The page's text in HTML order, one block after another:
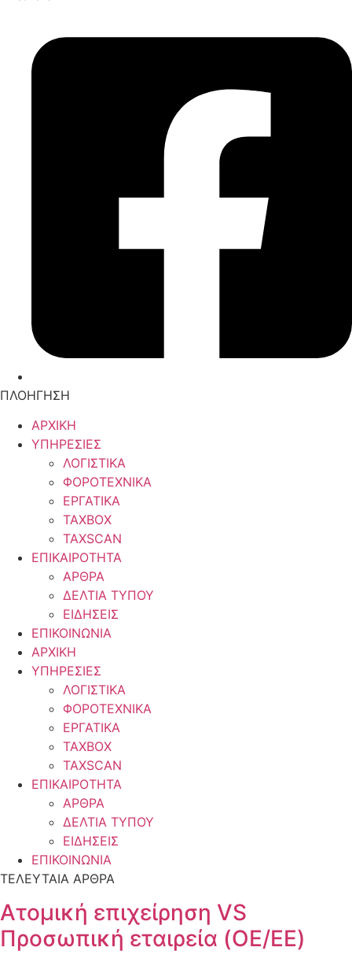
ΠΛΟΗΓΗΣΗ
ΑΡΧΙΚΗ
ΥΠΗΡΕΣΙΕΣ
ΛΟΓΙΣΤΙΚΑ
ΦΟΡΟΤΕΧΝΙΚΑ
ΕΡΓΑΤΙΚΑ
TAXBOX
TAXSCAN
ΕΠΙΚΑΙΡΟΤΗΤΑ
ΑΡΘΡΑ
ΔΕΛΤΙΑ ΤΥΠΟΥ
ΕΙΔΗΣΕΙΣ
ΕΠΙΚΟΙΝΩΝΙΑ
ΑΡΧΙΚΗ
ΥΠΗΡΕΣΙΕΣ
ΛΟΓΙΣΤΙΚΑ
ΦΟΡΟΤΕΧΝΙΚΑ
ΕΡΓΑΤΙΚΑ
TAXBOX
TAXSCAN
ΕΠΙΚΑΙΡΟΤΗΤΑ
ΑΡΘΡΑ
ΔΕΛΤΙΑ ΤΥΠΟΥ
ΕΙΔΗΣΕΙΣ
ΕΠΙΚΟΙΝΩΝΙΑ
ΤΕΛΕΥΤΑΙΑ ΑΡΘΡΑ
Ατομική επιχείρηση VS
Προσωπική εταιρεία (OE/EE)